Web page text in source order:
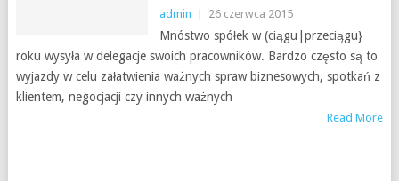
admin 26 czerwca 2015
Mnóstwo spółek w (ciągu|przeciągu}
roku wysyła w delegacje swoich pracowników. Bardzo często są to
wyjazdy w celu załatwienia ważnych spraw biznesowych, spotkań z
klientem, negocjacji czy innych ważnych
Read More